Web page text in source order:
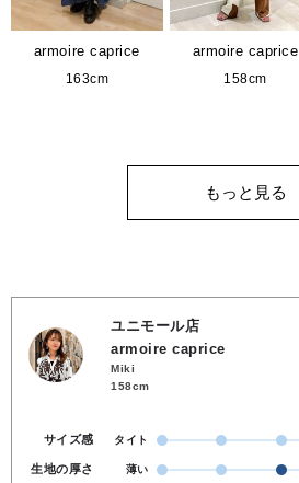
armoire caprice
163cm
armoire caprice
158cm
もっと見る
ユニモール店
armoire caprice
Miki
158cm
サイズ感 タイト
生地の厚さ 薄い